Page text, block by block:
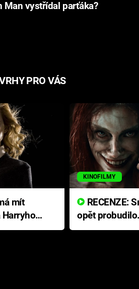
Man vystřídal parťáka?
PRO VÁS
mít
Harryho
KINOFILMY
opět
přichází s